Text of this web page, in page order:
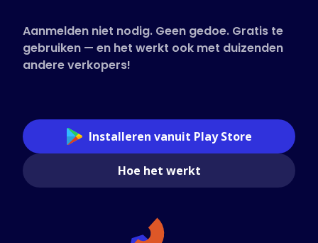
Aanmelden niet nodig. Geen gedoe. Gratis te
gebruiken — en het werkt ook met duizenden
andere verkopers!
Installeren vanuit Play Store
Hoe het werkt